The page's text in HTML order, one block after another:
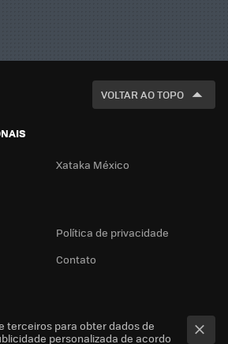
VOLTAR AO TOPO
Xataka México
Política de privacidade
Contato
terceiros para obter dados de
personalizada de acordo